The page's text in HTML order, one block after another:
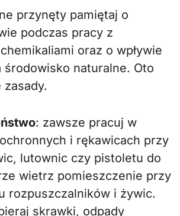
przynęty pamiętaj o
podczas pracy z
oraz o wpływie
środowisko naturalne. Oto
zasady.
: zawsze pracuj w
i rękawicach przy
lutownic czy pistoletu do
wietrz pomieszczenie przy
rozpuszczalników i żywic.
skrawki, odpady